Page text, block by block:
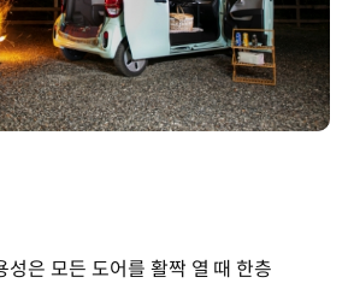
성은 모든 도어를 활짝 열 때 한층